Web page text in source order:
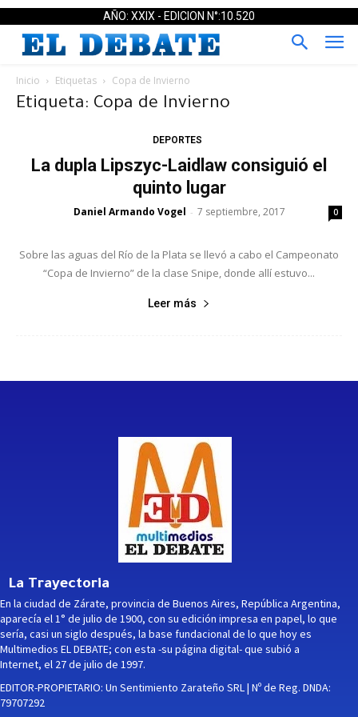
AÑO: XXIX - EDICION N°:10.520
Inicio Etiquetas Copa de Invierno
Etiqueta: Copa de Invierno
DEPORTES
La dupla Lipszyc-Laidlaw consiguió el
quinto lugar
Daniel Armando Vogel - 7 septiembre, 2017 0
Sobre las aguas del Río de la Plata se llevó a cabo el Campeonato
“Copa de Invierno” de la clase Snipe, donde allí estuvo...
Leer más
La Trayectoria
En la ciudad de Zárate, provincia de Buenos Aires, República Argentina,
aparecía el 1° de julio de 1900, con su edición impresa en papel, lo que
sería, casi un siglo después, la base fundacional de lo que hoy es
Multimedios EL DEBATE; con esta -su página digital- que subió a
Internet, el 27 de julio de 1997.
EDITOR-PROPIETARIO: Un Sentimiento Zarateño SRL | Nº de Reg. DNDA:
79707292